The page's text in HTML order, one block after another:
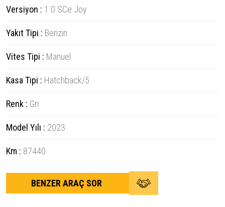
Versiyon : 1.0 SCe Joy
Yakıt Tipi : Benzin
Vites Tipi : Manuel
Kasa Tipi : Hatchback/5
Renk : Gri
Model Yılı : 2023
Km : 87440
BENZER ARAÇ SOR